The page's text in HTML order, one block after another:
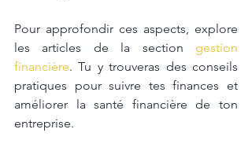
Pour approfondir ces aspects, explore
les articles de la section gestion
financière. Tu y trouveras des conseils
pratiques pour suivre tes finances et
améliorer la santé financière de ton
entreprise.